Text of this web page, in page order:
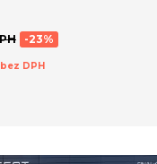
-23%
bez DPH